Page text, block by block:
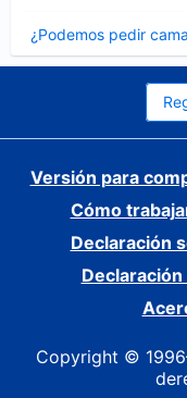
¿Podemos pedir
cerrado
Versión para
Cómo
Declaración
Copyright ©